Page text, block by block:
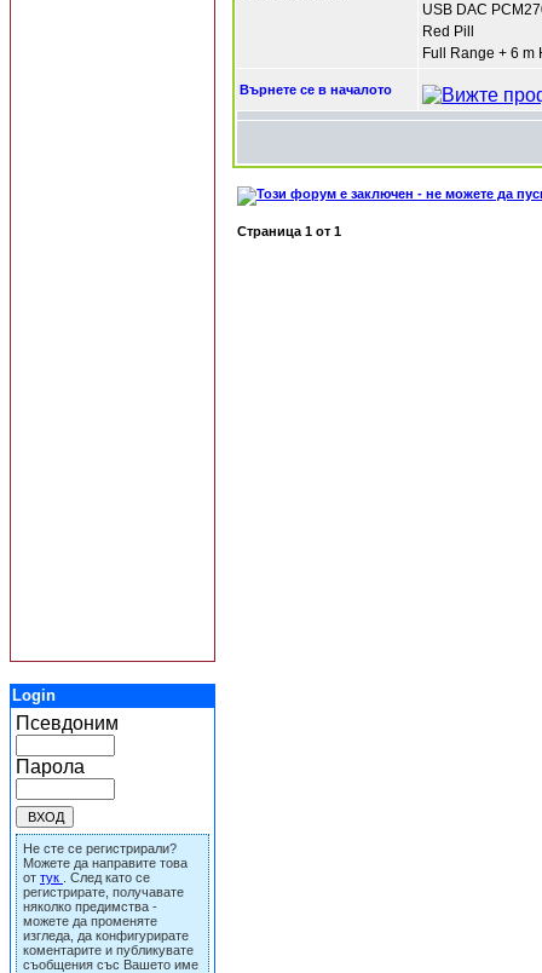
Login
Псевдоним
Парола
Не сте се регистрирали?
Можете да направите това
от тук
. След като се
регистрирате, получавате
няколко предимства -
можете да променяте
изгледа, да конфигурирате
коментарите и публикувате
съобщения със Вашето име
USB DAC
Red Pill
Full Range + 6 m
Върнете се в началото
Страница 1 от 1